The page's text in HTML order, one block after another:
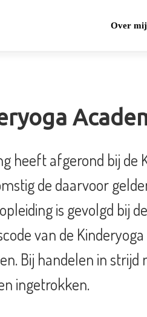
Over mij
heeft afgerond bij
de daarvoor
is gevolgd bij
van de
Bij handelen in
ingetrokken.